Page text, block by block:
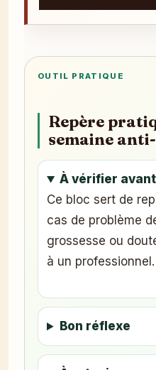
OUTIL PRATIQUE
Repère
semaine
À vérifier
Ce bloc sert de
cas de problème
grossesse ou
à un professionnel.
Bon réflexe